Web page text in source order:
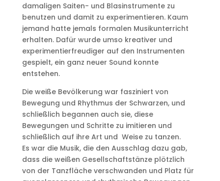
damaligen Saiten- und Blasinstrumente zu
benutzen und damit zu experimentieren. Kaum
jemand hatte jemals formalen Musikunterricht
erhalten. Dafür wurde umso kreativer und
experimentierfreudiger auf den Instrumenten
gespielt, ein ganz neuer Sound konnte
entstehen.
Die weiße Bevölkerung war fasziniert von
Bewegung und Rhythmus der Schwarzen, und
schließlich begannen auch sie, diese
Bewegungen und Schritte zu imitieren und
schließlich auf ihre Art und Weise zu tanzen.
Es war die Musik, die den Ausschlag dazu gab,
dass die weißen Gesellschaftstänze plötzlich
von der Tanzfläche verschwanden und Platz für